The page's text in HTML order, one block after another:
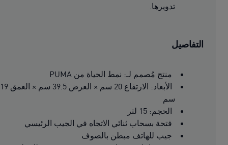
تدويرها.
التفاصيل
منتج مُصمم لـ: نمط الحياة من PUMA
الأبعاد: الارتفاع 20 سم × العرض 39.5 سم × العمق 19
سم
الحجم: 15 لتر
فتحة بسحاب ثنائي الاتجاه في الجيب الرئيسي
جيب للهاتف مبطن بالصوف